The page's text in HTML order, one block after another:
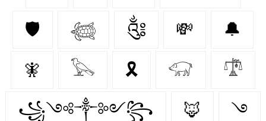
🛡 𓆉 ༃ 💸 🔔
🧚‍ 𓅂 🎗️ 𓃟 𓍝
꧁༺༒༻꧂ 🦊 ࿓